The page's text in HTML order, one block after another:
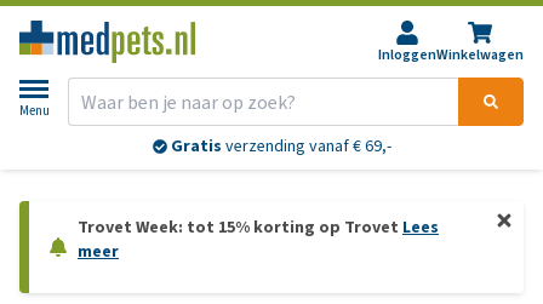
InloggenWinkelwagen
Menu
Gratis verzending vanaf € 69,-
Trovet Week: tot 15% korting op Trovet Lees
meer